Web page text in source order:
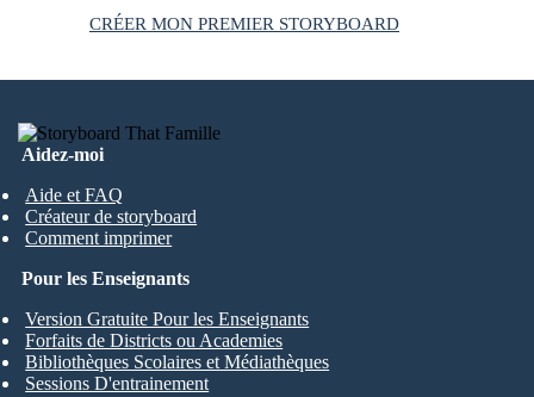
CRÉER MON PREMIER STORYBOARD
Aidez-moi
Aide et FAQ
Créateur de storyboard
Comment imprimer
Pour les Enseignants
Version Gratuite Pour les Enseignants
Forfaits de Districts ou Academies
Bibliothèques Scolaires et Médiathèques
Sessions D'entrainement